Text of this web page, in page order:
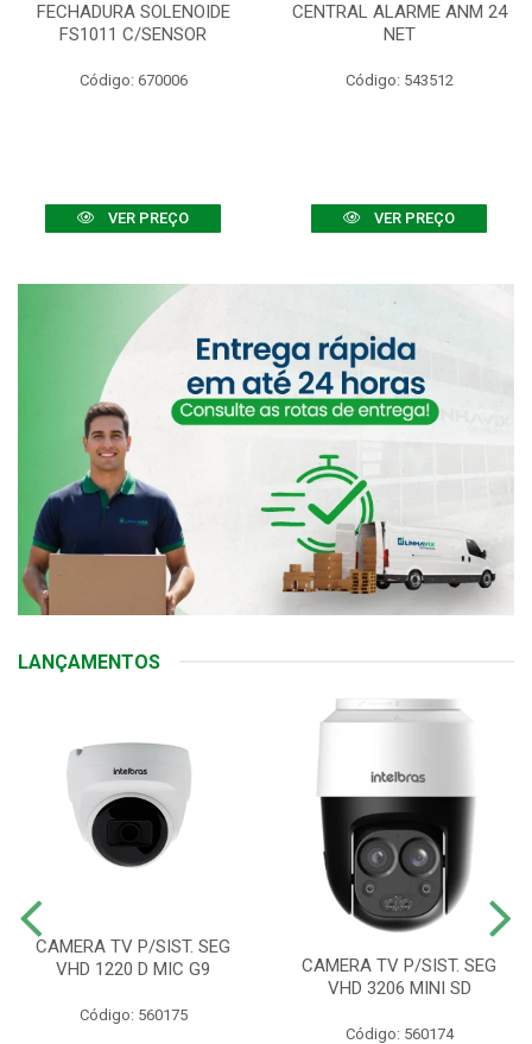
FECHADURA SOLENOIDE
FS1011 C/SENSOR
Código: 670006
VER PREÇO
CENTRAL ALARME ANM 24
NET
Código: 543512
VER PREÇO
LANÇAMENTOS
CAMERA TV P/SIST. SEG
VHD 1220 D MIC G9
Código: 560175
CAMERA TV P/SIST. SEG
VHD 3206 MINI SD
Código: 560174